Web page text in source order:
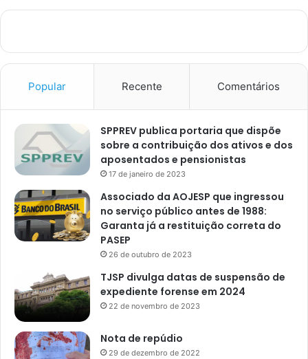
Popular Recente Comentários
SPPREV publica portaria que dispõe
sobre a contribuição dos ativos e dos
aposentados e pensionistas
17 de janeiro de 2023
Associado da AOJESP que ingressou
no serviço público antes de 1988:
Garanta já a restituição correta do
PASEP
26 de outubro de 2023
TJSP divulga datas de suspensão de
expediente forense em 2024
22 de novembro de 2023
Nota de repúdio
29 de dezembro de 2022